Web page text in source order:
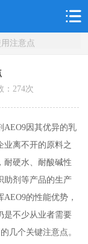
注意点
：274次
AEO9因其优异的乳
业离不开的原料之
耐硬水、耐酸碱性
助剂等产品的生产
的性能优势，
是不少从业者需要
几个关键注意点。